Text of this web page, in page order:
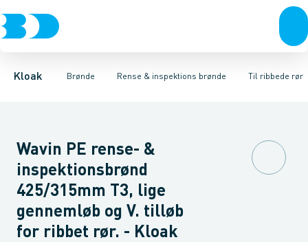
Kloak Brønde
Rør & fittingsBrønde BrøndgodsLinjeafvanding Tanke,
Rense & inspektions brønde
Rense & inspektions brøndeOpføringsrør & tilbehørTil ribbede rør
Til glatte rørTil ribbede rørTil x-stream rør
Wavin PE rense- &
inspektionsbrønd
425/315mm T3, lige
gennemløb og V. tilløb
for ribbet rør. - Kloak